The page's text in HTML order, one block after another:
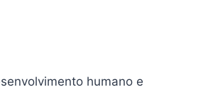
humano e